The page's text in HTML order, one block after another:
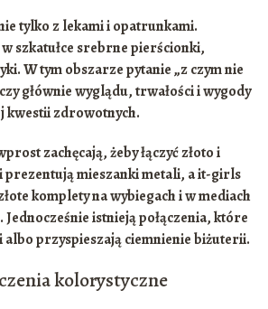
tylko z lekami i opatrunkami.
szkatułce srebrne pierścionki,
. W tym obszarze pytanie „z czym nie
głównie wyglądu, trwałości i wygody
kwestii zdrowotnych.
zachęcają, żeby łączyćzłoto i
prezentują mieszanki metali, a it-girls
komplety na wybiegach i w mediach
Jednocześnie istnieją połączenia, które
albo przyspieszają ciemnienie biżuterii.
kolorystyczne